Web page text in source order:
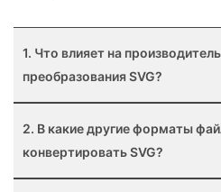
1. Что влияет на
преобразования SVG?
2. В какие другие форматы
конвертировать SVG?